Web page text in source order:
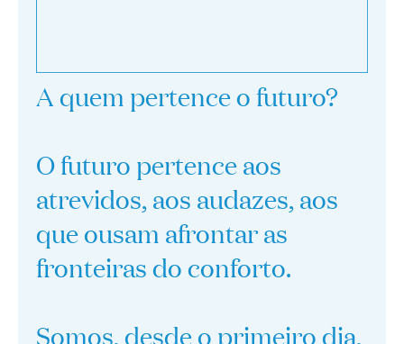
A quem pertence o futuro?
O futuro pertence aos
atrevidos, aos audazes, aos
que ousam afrontar as
fronteiras do conforto.
Somos, desde o primeiro dia,